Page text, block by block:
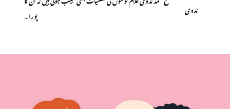
ندوی
پورا…